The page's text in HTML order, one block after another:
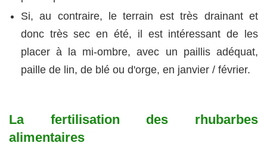
Si, au contraire, le terrain est très drainant et
donc très sec en été, il est intéressant de les
placer à la mi-ombre, avec un paillis adéquat,
paille de lin, de blé ou d'orge, en janvier / février.
La fertilisation des rhubarbes
alimentaires